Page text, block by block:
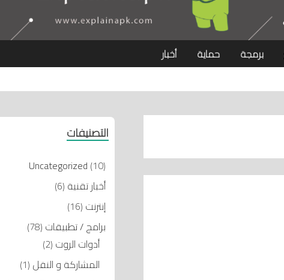
برمجة حماية أخبار
التصنيفات
Uncategorized (10)
أخبار تقنية (6)
إنترنت (16)
برامج / تطبيقات (78)
أدوات الروت (2)
المشاركة و النقل (1)